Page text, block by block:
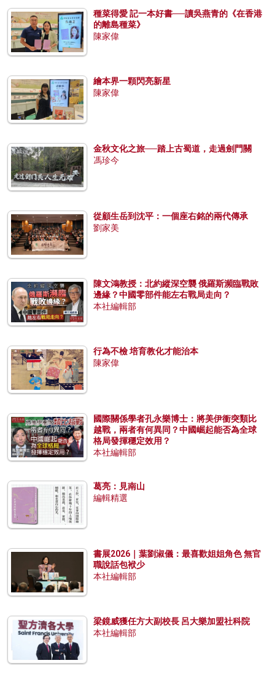
種菜得愛 記一本好書──讀吳燕青的《在香港
的離島種菜》
陳家偉
繪本界一顆閃亮新星
陳家偉
金秋文化之旅──踏上古蜀道，走過劍門關
馮珍今
從顧生岳到沈平：一個座右銘的兩代傳承
劉家美
陳文鴻教授：北約縱深空襲 俄羅斯瀕臨戰敗
邊緣？中國零部件能左右戰局走向？
本社編輯部
行為不檢 培育教化才能治本
陳家偉
國際關係學者孔永樂博士：將美伊衝突類比
越戰，兩者有何異同？中國崛起能否為全球
格局發揮穩定效用？
本社編輯部
葛亮：見南山
編輯精選
書展2026｜葉劉淑儀：最喜歡姐姐角色 無官
職說話包袱少
本社編輯部
梁鏡威獲任方大副校長 呂大樂加盟社科院
本社編輯部